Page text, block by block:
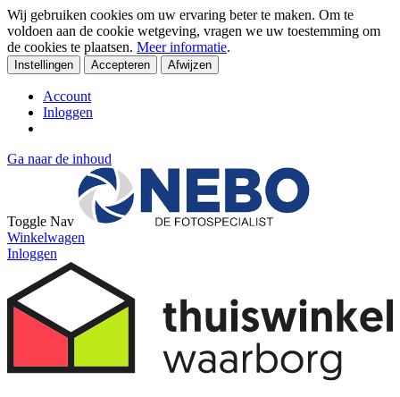
Wij gebruiken cookies om uw ervaring beter te maken. Om te
voldoen aan de cookie wetgeving, vragen we uw toestemming om
de cookies te plaatsen. Meer informatie.
Instellingen Accepteren Afwijzen
Account
Inloggen
Ga naar de inhoud
Toggle Nav
Winkelwagen
Inloggen